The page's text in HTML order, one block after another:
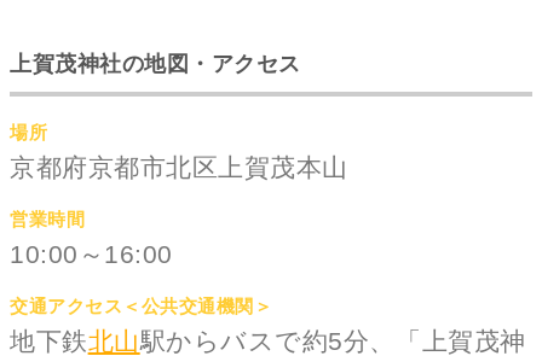
上賀茂神社の地図・アクセス
場所
京都府京都市北区上賀茂本山
営業時間
10:00～16:00
交通アクセス＜公共交通機関＞
地下鉄北山駅からバスで約5分、「上賀茂神